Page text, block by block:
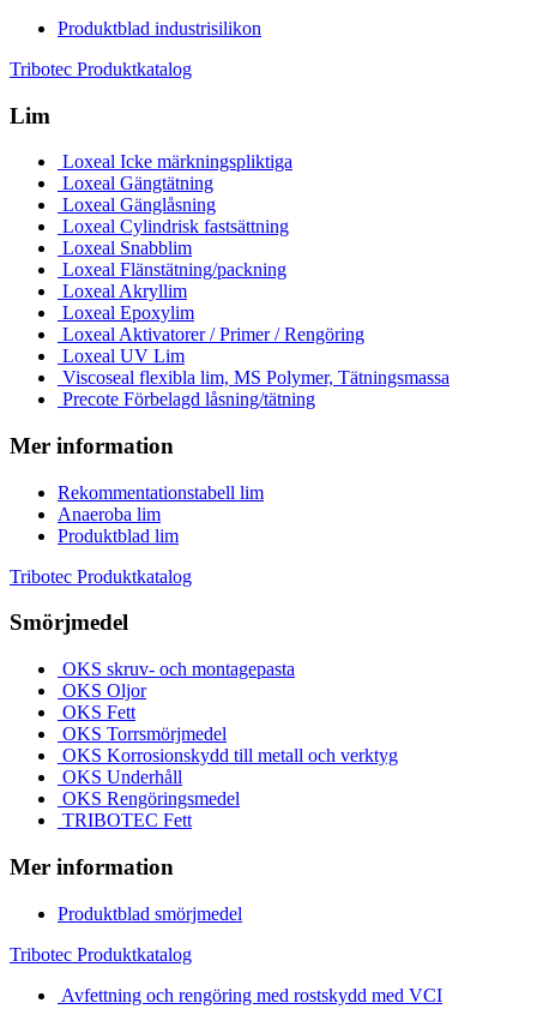
Produktblad industrisilikon
Tribotec Produktkatalog
Lim
Loxeal Icke märkningspliktiga
Loxeal Gängtätning
Loxeal Gänglåsning
Loxeal Cylindrisk fastsättning
Loxeal Snabblim
Loxeal Flänstätning/packning
Loxeal Akryllim
Loxeal Epoxylim
Loxeal Aktivatorer / Primer / Rengöring
Loxeal UV Lim
Viscoseal flexibla lim, MS Polymer, Tätningsmassa
Precote Förbelagd låsning/tätning
Mer information
Rekommentationstabell lim
Anaeroba lim
Produktblad lim
Tribotec Produktkatalog
Smörjmedel
OKS skruv- och montagepasta
OKS Oljor
OKS Fett
OKS Torrsmörjmedel
OKS Korrosionskydd till metall och verktyg
OKS Underhåll
OKS Rengöringsmedel
TRIBOTEC Fett
Mer information
Produktblad smörjmedel
Tribotec Produktkatalog
Avfettning och rengöring med rostskydd med VCI